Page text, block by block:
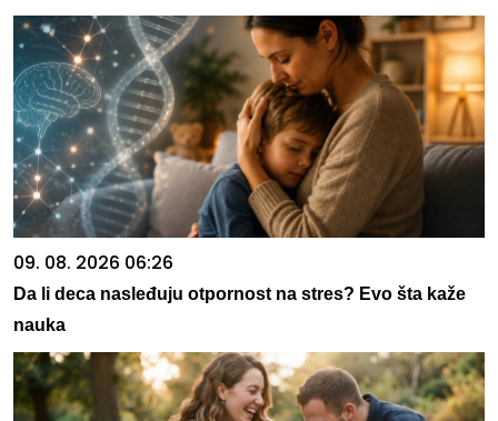
09. 08. 2026 06:26
Da li deca nasleđuju otpornost na stres? Evo šta kaže
nauka